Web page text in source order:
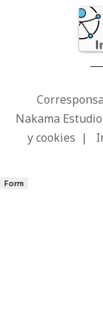
Nakama Estudio
y cookies |
Form